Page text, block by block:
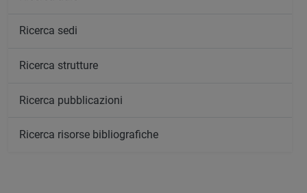
Ricerca sedi
Ricerca strutture
Ricerca pubblicazioni
Ricerca risorse bibliografiche